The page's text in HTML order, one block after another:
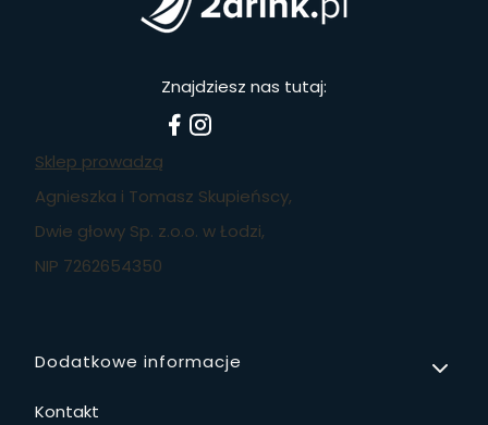
Znajdziesz nas tutaj:
Sklep prowadzą
Agnieszka i Tomasz Skupieńscy,
Dwie głowy Sp. z.o.o. w Łodzi,
NIP 7262654350
Linki w stopce
Dodatkowe informacje
Kontakt